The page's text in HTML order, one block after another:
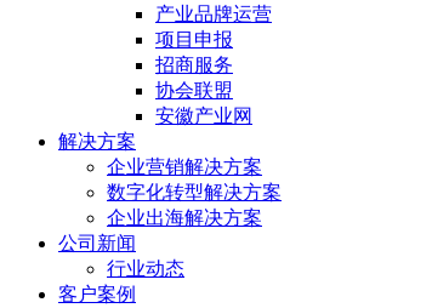
产业品牌运营
项目申报
招商服务
协会联盟
安徽产业网
解决方案
企业营销解决方案
数字化转型解决方案
企业出海解决方案
公司新闻
行业动态
客户案例